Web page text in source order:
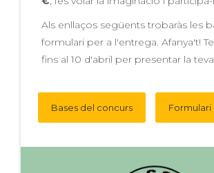
Als enllaços següents trobaràs les
formulari per a l'entrega. Afanya't!
fins al 10 d'abril per presentar la
Bases del concurs